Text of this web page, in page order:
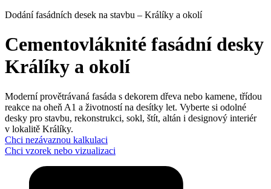
Dodání fasádních desek na stavbu – Králíky a okolí
Cementovláknité fasádní desky
Králíky a okolí
Moderní provětrávaná fasáda s dekorem dřeva nebo kamene, třídou
reakce na oheň A1 a životností na desítky let. Vyberte si odolné
desky pro stavbu, rekonstrukci, sokl, štít, altán i designový interiér
v lokalitě Králíky.
Chci nezávaznou kalkulaci
Chci vzorek nebo vizualizaci